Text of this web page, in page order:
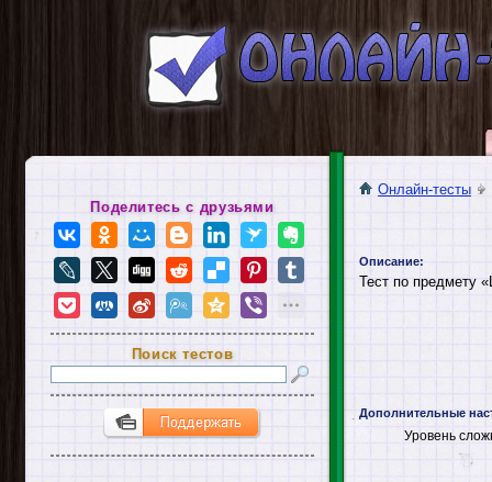
Онлайн-тесты
Описание:
Тест по предмету
Дополнительные
Уровень
Поделитесь с друзьями
Поиск тестов